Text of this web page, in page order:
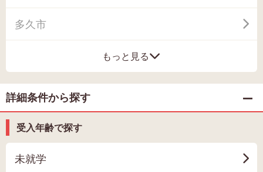
多久市
もっと見る
詳細条件から探す
受入年齢で探す
未就学